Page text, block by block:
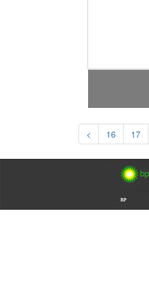
< 16 17